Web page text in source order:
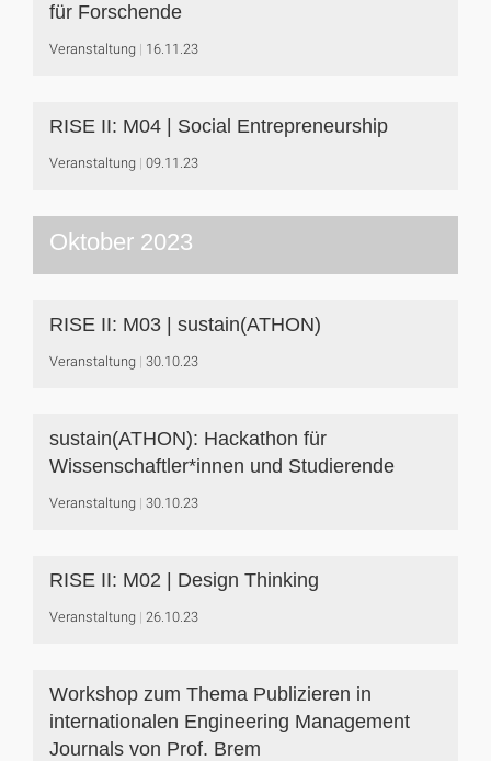
für Forschende
Veranstaltung 16.11.23
RISE II: M04 | Social Entrepreneurship
Veranstaltung 09.11.23
Oktober 2023
RISE II: M03 | sustain(ATHON)
Veranstaltung 30.10.23
sustain(ATHON): Hackathon für
Wissenschaftler*innen und Studierende
Veranstaltung 30.10.23
RISE II: M02 | Design Thinking
Veranstaltung 26.10.23
Workshop zum Thema Publizieren in
internationalen Engineering Management
Journals von Prof. Brem